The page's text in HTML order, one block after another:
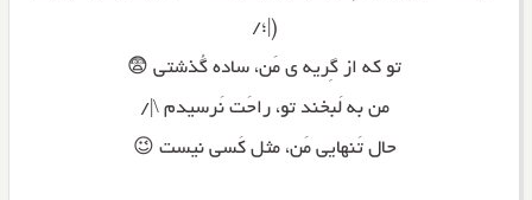
(|؛/
تو که از گِریه ی مَن، ساده گُذشتی 😨
من به لَبخند تو، راحَت نَرسیدم \|/
حال تَنهایی مَن، مثل کَسی نیست 😉